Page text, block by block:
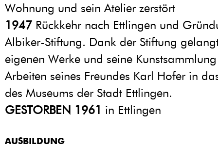
Wohnung und sein Atelier zerstört
1947 Rückkehr nach Ettlingen und
Albiker-Stiftung. Dank der Stiftung
eigenen Werke und seine
Arbeiten seines Freundes Karl Hofer in
des Museums der Stadt Ettlingen.
GESTORBEN 1961 in Ettlingen
AUSBILDUNG